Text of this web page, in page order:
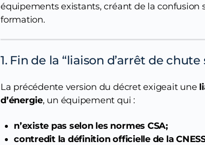
équipements existants, créant de la confusion
formation.
1. Fin de la “liaison d’arrêt de
La précédente version du décret exigeait une
d’énergie, un équipement qui :
n’existe pas selon les normes CSA;
contredit la définition officielle de la